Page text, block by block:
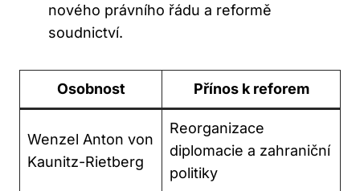
nového právního řádu a reformě
soudnictví.
Osobnost Přínos k reforem
Wenzel Anton von
Kaunitz-Rietberg
Reorganizace
diplomacie a zahraniční
politiky